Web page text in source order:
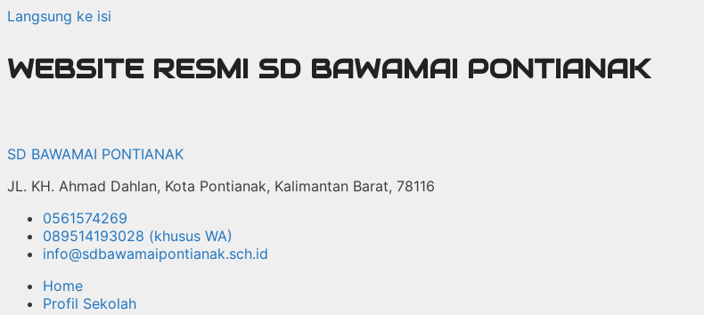
Langsung ke isi
WEBSITE RESMI SD BAWAMAI PONTIANAK
SD BAWAMAI PONTIANAK
JL. KH. Ahmad Dahlan, Kota Pontianak, Kalimantan Barat, 78116
0561574269
089514193028 (khusus WA)
info@sdbawamaipontianak.sch.id
Home
Profil Sekolah